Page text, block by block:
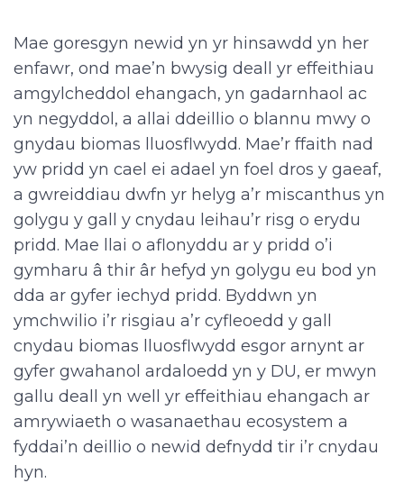
Mae goresgyn newid yn yr hinsawdd yn her
enfawr, ond mae’n bwysig deall yr effeithiau
amgylcheddol ehangach, yn gadarnhaol ac
yn negyddol, a allai ddeillio o blannu mwy o
gnydau biomas lluosflwydd. Mae’r ffaith nad
yw pridd yn cael ei adael yn foel dros y gaeaf,
a gwreiddiau dwfn yr helyg a’r miscanthus yn
golygu y gall y cnydau leihau’r risg o erydu
pridd. Mae llai o aflonyddu ar y pridd o’i
gymharu â thir âr hefyd yn golygu eu bod yn
dda ar gyfer iechyd pridd. Byddwn yn
ymchwilio i’r risgiau a’r cyfleoedd y gall
cnydau biomas lluosflwydd esgor arnynt ar
gyfer gwahanol ardaloedd yn y DU, er mwyn
gallu deall yn well yr effeithiau ehangach ar
amrywiaeth o wasanaethau ecosystem a
fyddai’n deillio o newid defnydd tir i’r cnydau
hyn.